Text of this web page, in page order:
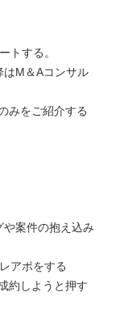
トする。
はM＆Aコンサル
みをご紹介する
や案件の抱え込み
アポをする
約しようと押す